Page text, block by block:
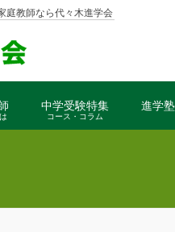
庭教師なら代々木進学会
中学受験特集
コース・コラム
進学